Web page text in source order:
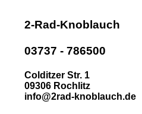
2-Rad-Knoblauch
03737 - 786500
Colditzer Str. 1
09306 Rochlitz
info@2rad-knoblauch.de